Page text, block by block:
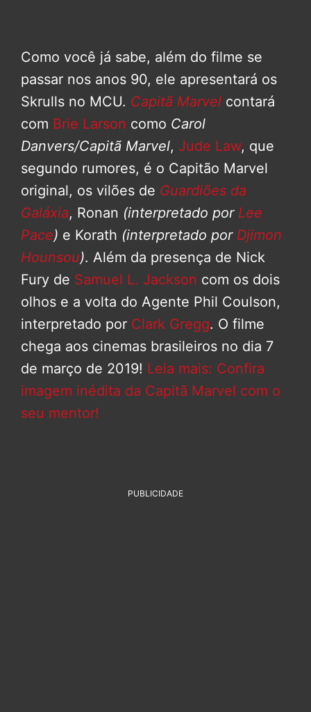
Como você já sabe, além do filme se
passar nos anos 90, ele apresentará os
Skrulls no MCU. Capitã Marvel contará
com Brie Larson como Carol
Danvers/Capitã Marvel, Jude Law, que
segundo rumores, é o Capitão Marvel
original, os vilões de Guardiões da
Galáxia, Ronan (interpretado por Lee
Pace) e Korath (interpretado por Djimon
Hounsou). Além da presença de Nick
Fury de Samuel L. Jackson com os dois
olhos e a volta do Agente Phil Coulson,
interpretado por Clark Gregg. O filme
chega aos cinemas brasileiros no dia 7
de março de 2019! Leia mais: Confira
imagem inédita da Capitã Marvel com o
seu mentor!
PUBLICIDADE